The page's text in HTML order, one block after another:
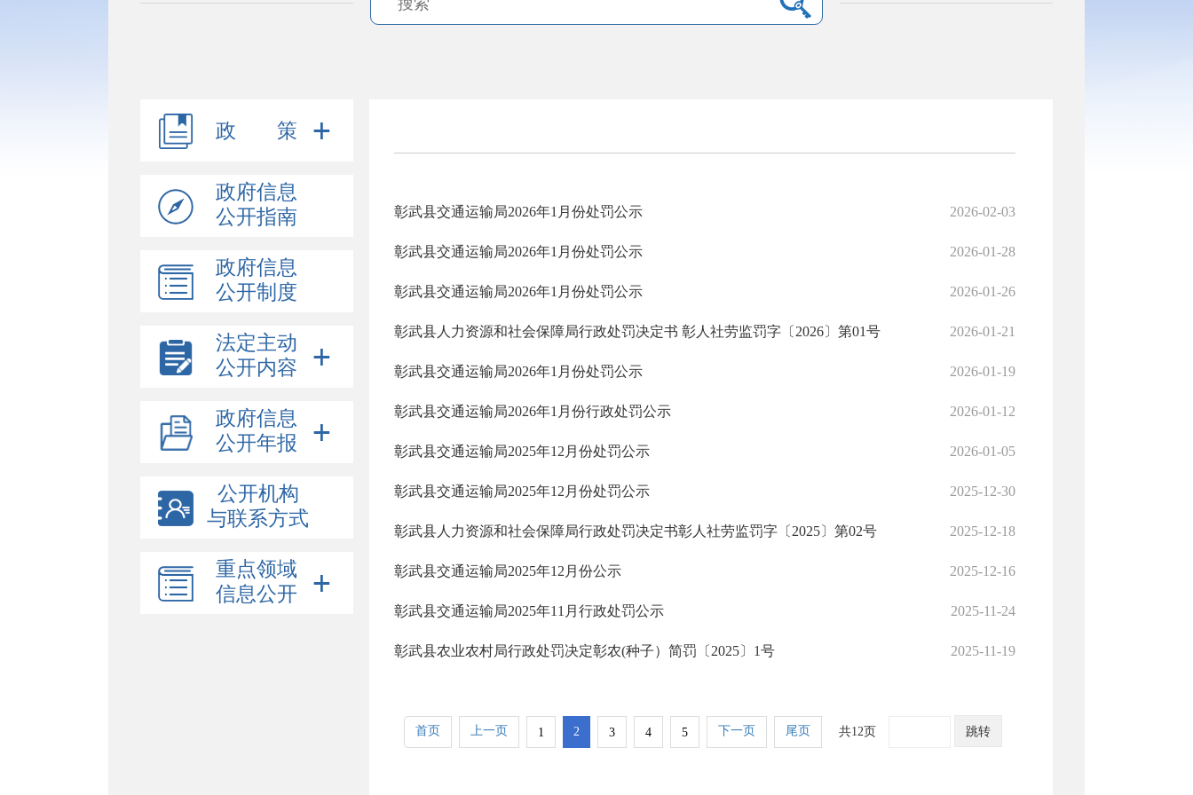
政 策
政府信息
公开指南
政府信息
公开制度
法定主动
公开内容
政府信息
公开年报
公开机构
与联系方式
重点领域
信息公开
彰武县交通运输局2026年1月份处罚公示 2026-02-03
彰武县交通运输局2026年1月份处罚公示 2026-01-28
彰武县交通运输局2026年1月份处罚公示 2026-01-26
彰武县人力资源和社会保障局行政处罚决定书 彰人社劳监罚字〔2026〕第01号 2026-01-21
彰武县交通运输局2026年1月份处罚公示 2026-01-19
彰武县交通运输局2026年1月份行政处罚公示 2026-01-12
彰武县交通运输局2025年12月份处罚公示 2026-01-05
彰武县交通运输局2025年12月份处罚公示 2025-12-30
彰武县人力资源和社会保障局行政处罚决定书彰人社劳监罚字〔2025〕第02号 2025-12-18
彰武县交通运输局2025年12月份公示 2025-12-16
彰武县交通运输局2025年11月行政处罚公示 2025-11-24
彰武县农业农村局行政处罚决定彰农(种子）简罚〔2025〕1号 2025-11-19
首页 上一页 1 2 3 4 5 下一页 尾页 共12页 跳转